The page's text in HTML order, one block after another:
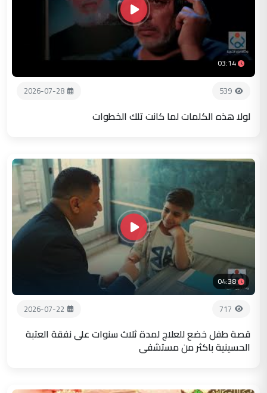
03:14
539
2026-07-28
لولا هذه الكلمات لما كانت تلك الخطوات
04:38
717
2026-07-22
قصة طفل خضع للعلاج لمدة ثلاث سنوات على نفقة العتبة
الحسينية باكثر من مستشفى